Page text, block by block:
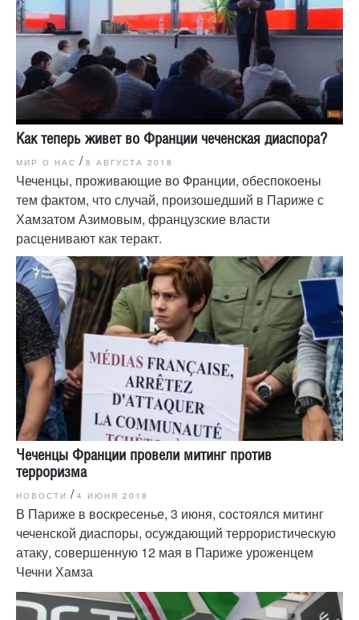
Как теперь живет во Франции чеченская диаспора?
МИР О НАС / 8 АВГУСТА 2018
Чеченцы, проживающие во Франции, обеспокоены
тем фактом, что случай, произошедший в Париже с
Хамзатом Азимовым, французские власти
расценивают как теракт.
Чеченцы Франции провели митинг против
терроризма
НОВОСТИ / 4 ИЮНЯ 2018
В Париже в воскресенье, 3 июня, состоялся митинг
чеченской диаспоры, осуждающий террористическую
атаку, совершенную 12 мая в Париже уроженцем
Чечни Хамза